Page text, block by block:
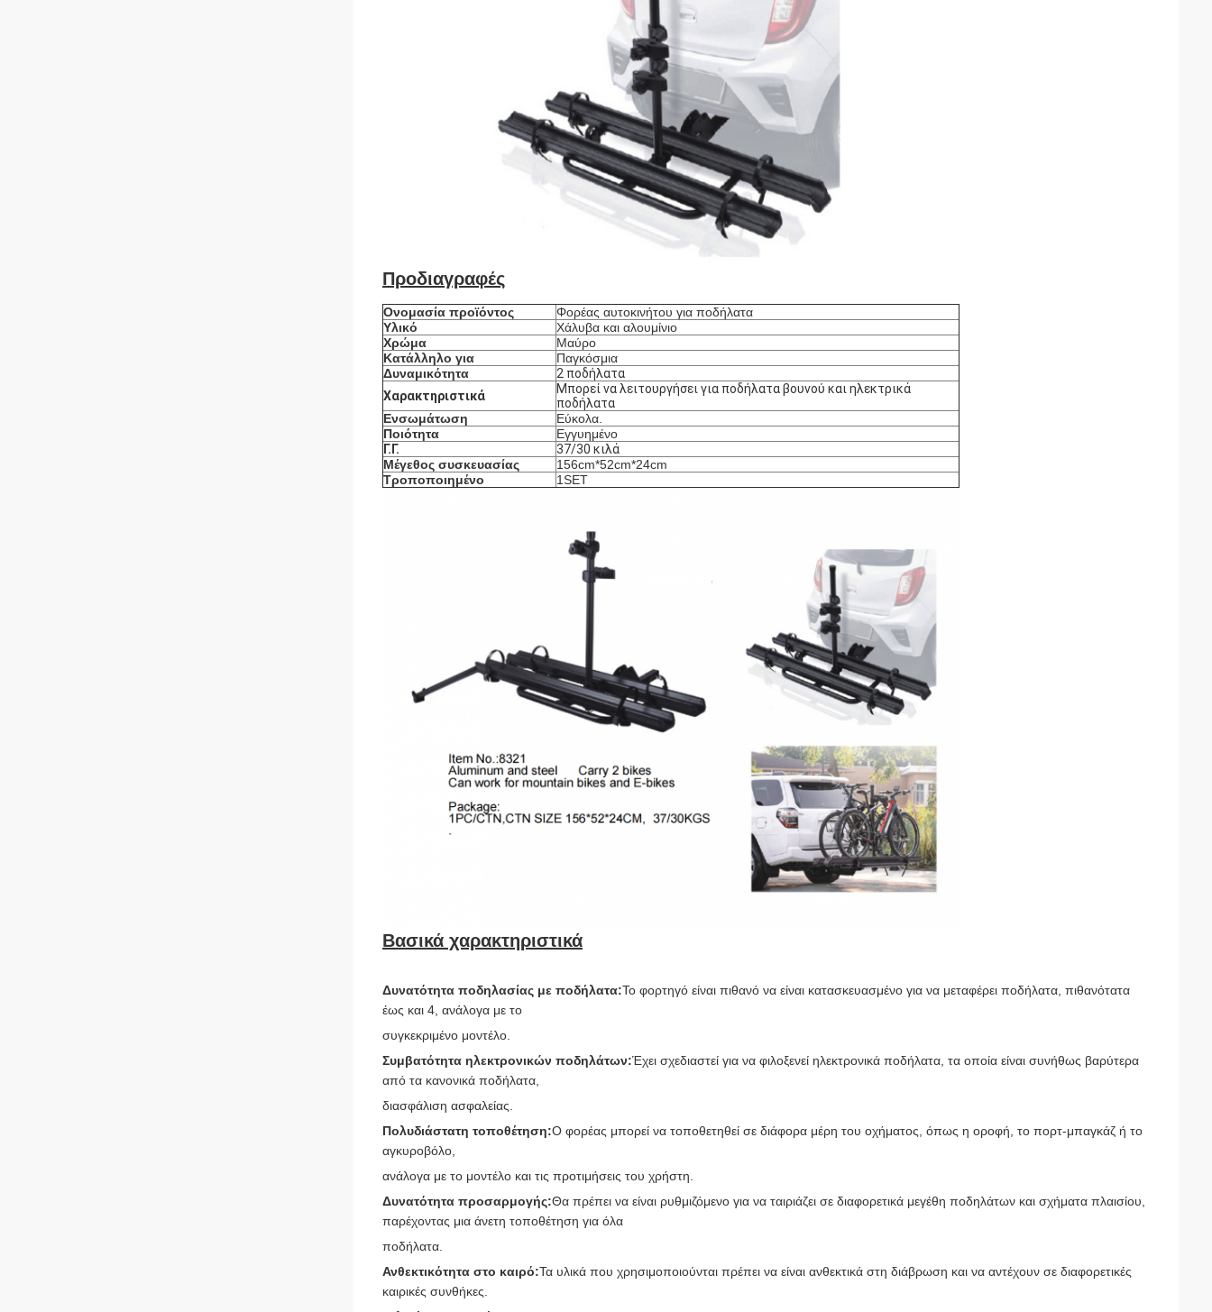
Προδιαγραφές
Ονομασία προϊόντος
Φορέας αυτοκινήτου για ποδήλατα
Υλικό
Χάλυβα και αλουμίνιο
Χρώμα
Μαύρο
Κατάλληλο για
Παγκόσμια
Δυναμικότητα
2 ποδήλατα
Χαρακτηριστικά
Μπορεί να λειτουργήσει για ποδήλατα βουνού και ηλεκτρικά
ποδήλατα
Ενσωμάτωση
Εύκολα.
Ποιότητα
Εγγυημένο
Γ.Γ.
37/30 κιλά
Μέγεθος συσκευασίας
156cm*52cm*24cm
Τροποποιημένο
1SET
Βασικά χαρακτηριστικά
Δυνατότητα ποδηλασίας με ποδήλατα:Το φορτηγό είναι πιθανό να είναι κατασκευασμένο για να μεταφέρει ποδήλατα, πιθανότατα
έως και 4, ανάλογα με το
συγκεκριμένο μοντέλο.
Συμβατότητα ηλεκτρονικών ποδηλάτων:Έχει σχεδιαστεί για να φιλοξενεί ηλεκτρονικά ποδήλατα, τα οποία είναι συνήθως βαρύτερα
από τα κανονικά ποδήλατα,
διασφάλιση ασφαλείας.
Πολυδιάστατη τοποθέτηση:Ο φορέας μπορεί να τοποθετηθεί σε διάφορα μέρη του οχήματος, όπως η οροφή, το πορτ-μπαγκάζ ή το
αγκυροβόλο,
ανάλογα με το μοντέλο και τις προτιμήσεις του χρήστη.
Δυνατότητα προσαρμογής:Θα πρέπει να είναι ρυθμιζόμενο για να ταιριάζει σε διαφορετικά μεγέθη ποδηλάτων και σχήματα πλαισίου,
παρέχοντας μια άνετη τοποθέτηση για όλα
ποδήλατα.
Ανθεκτικότητα στο καιρό:Τα υλικά που χρησιμοποιούνται πρέπει να είναι ανθεκτικά στη διάβρωση και να αντέχουν σε διαφορετικές
καιρικές συνθήκες.